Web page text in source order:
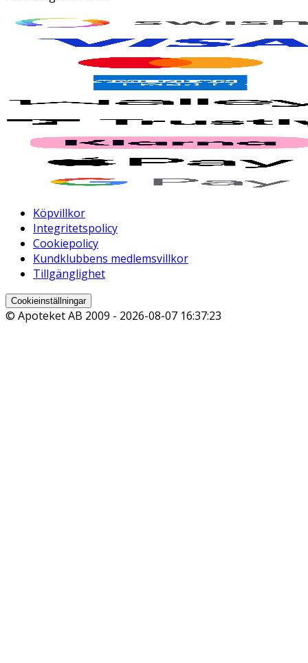
Köpvillkor
Integritetspolicy
Cookiepolicy
Kundklubbens medlemsvillkor
Tillgänglighet
Cookieinställningar
© Apoteket AB 2009 - 2026-08-07 16:37:23